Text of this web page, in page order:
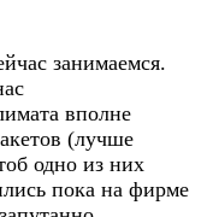
занимаемся.
вполне
(лучше
одно из них
пока на фирме